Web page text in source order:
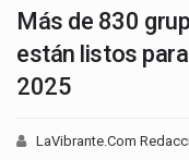
Más de 830
están listos
2025
LaVibrante.Com